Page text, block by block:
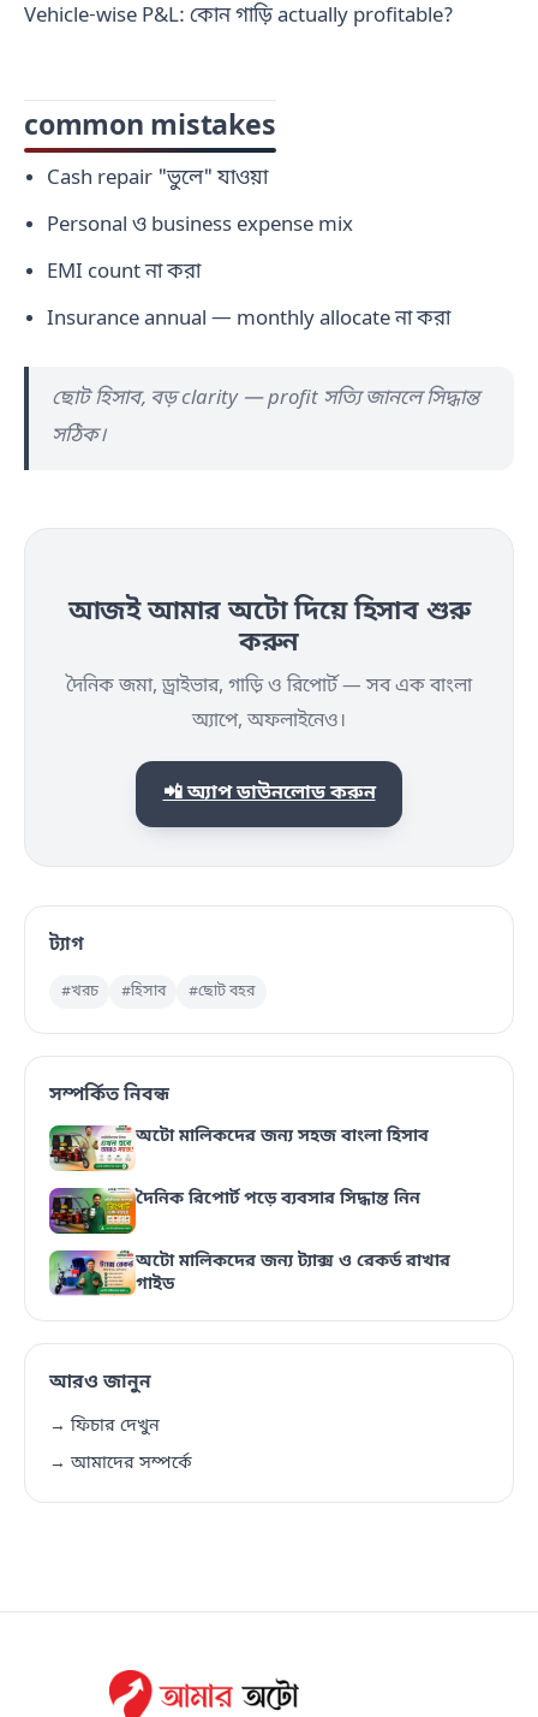
Vehicle-wise P&L: কোন গাড়ি actually profitable?
common mistakes
Cash repair "ভুলে" যাওয়া
Personal ও business expense mix
EMI count না করা
Insurance annual — monthly allocate না করা
ছোট হিসাব, বড় clarity — profit সত্যি জানলে সিদ্ধান্ত
সঠিক।
আজই আমার অটো দিয়ে হিসাব শুরু
করুন
দৈনিক জমা, ড্রাইভার, গাড়ি ও রিপোর্ট — সব এক বাংলা
অ্যাপে, অফলাইনেও।
📲 অ্যাপ ডাউনলোড করুন
ট্যাগ
#খরচ #হিসাব #ছোট বহর
সম্পর্কিত নিবন্ধ
অটো মালিকদের জন্য সহজ বাংলা হিসাব
দৈনিক রিপোর্ট পড়ে ব্যবসার সিদ্ধান্ত নিন
অটো মালিকদের জন্য ট্যাক্স ও রেকর্ড রাখার
গাইড
আরও জানুন
→ ফিচার দেখুন
→ আমাদের সম্পর্কে